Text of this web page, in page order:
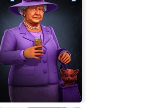
Trapped in Mirror